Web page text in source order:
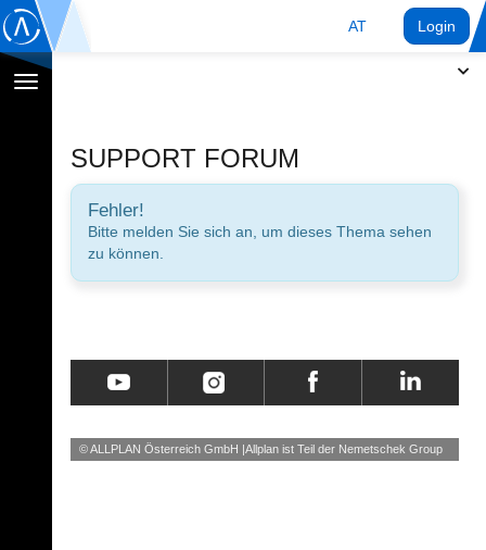
AT Login
Navigation
SUPPORT FORUM
Fehler!
Bitte melden Sie sich an, um dieses Thema sehen
zu können.
© ALLPLAN Österreich GmbH Allplan ist Teil der Nemetschek Group